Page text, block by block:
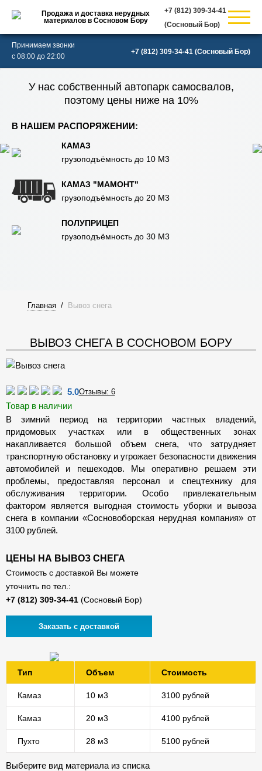
Продажа и доставка нерудных
материалов в Сосновом Бору
(Сосновый Бор)
Принимаем звонки
с 08:00 до 22:00
(Сосновый Бор)
В НАШЕМ РАСПОРЯЖЕНИИ:
КАМАЗ
грузоподъёмность до 10 М3
КАМАЗ "МАМОНТ"
грузоподъёмность до 20 М3
ПОЛУПРИЦЕП
грузоподъёмность до 30 М3
У нас собственный автопарк самосвалов,
поэтому цены ниже на 10%
Главная / Вывоз снега
ВЫВОЗ СНЕГА В СОСНОВОМ БОРУ
5.0Отзывы: 6
Товар в наличии
В зимний период на территории частных владений,
придомовых участках или в общественных зонах
накапливается большой объем снега, что затрудняет
транспортную обстановку и угрожает безопасности движения
автомобилей и пешеходов. Мы оперативно решаем эти
проблемы, предоставляя персонал и спецтехнику для
обслуживания территории. Особо привлекательным
фактором является выгодная стоимость уборки и вывоза
снега в компании «Сосновоборская нерудная компания» от
3100 рублей.
ЦЕНЫ НА ВЫВОЗ СНЕГА
Стоимость с доставкой Вы можете
уточнить по тел.:
(Сосновый Бор)
Заказать с доставкой
Тип Объем Стоимость
Камаз 10 м3 3100 рублей
Камаз 20 м3 4100 рублей
Пухто 28 м3 5100 рублей
Выберите вид материала из списка